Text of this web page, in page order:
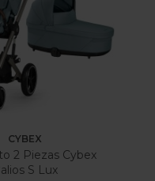
CYBEX
2 Piezas Cybex
S Lux